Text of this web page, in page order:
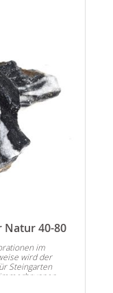
Natur 40-80
im
wird der
Steingarten